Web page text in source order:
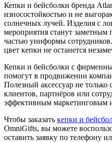
Кепки и бейсболки бренда
износостойкостью и не
солнечных лучей. Изделия с
мероприятия станут
частью униформы
цвет кепки не останется
Кепки и бейсболки с
помогут в продвижении
Полезный аксессуар не
клиентов, партнёров или
эффективным маркетинговым
Чтобы заказать кепки и
OmniGifts, вы можете
оставить заявку по телефону